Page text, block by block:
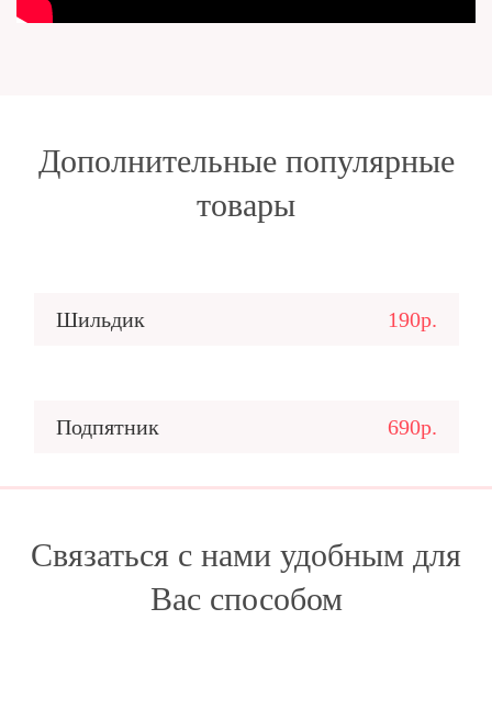
Дополнительные популярные
товары
Шильдик 190р.
Подпятник 690р.
Связаться с нами удобным для
Вас способом